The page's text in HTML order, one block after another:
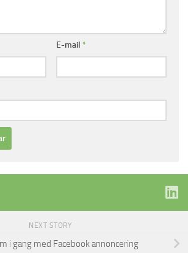
E-mail *
NEXT STORY
i gang med Facebook annoncering